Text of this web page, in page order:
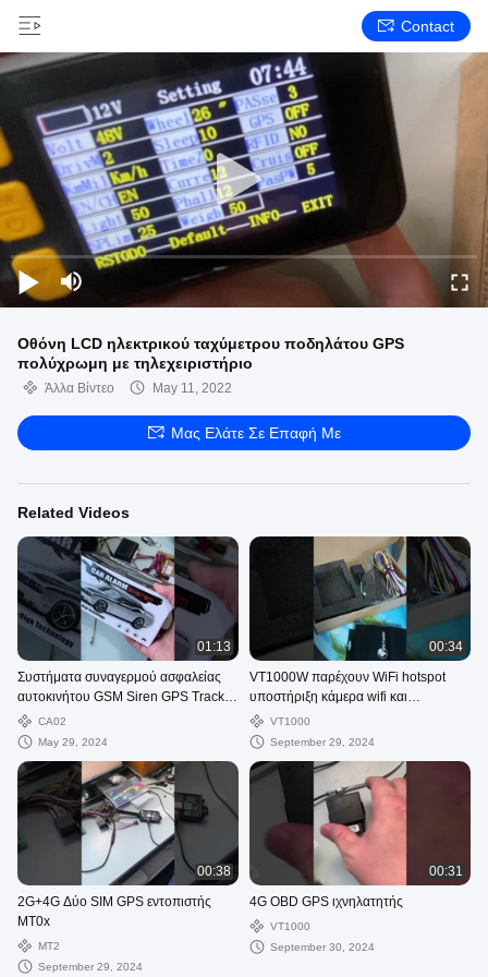
Contact
Οθόνη LCD ηλεκτρικού ταχύμετρου ποδηλάτου GPS
πολύχρωμη με τηλεχειριστήριο
Άλλα Βίντεο May 11, 2022
Μας Ελάτε Σε Επαφή Με
Related Videos
01:13
Συστήματα συναγερμού ασφαλείας
αυτοκινήτου GSM Siren GPS Tracker
οχήματος με αισθητήρα κλονισμού
CA02
May 29, 2024
00:34
VT1000W παρέχουν WiFi hotspot
υποστήριξη κάμερα wifi και
αισθητήρα καυσίμου
VT1000
September 29, 2024
00:38
2G+4G Δύο SIM GPS εντοπιστής
MT0x
ΜΤ2
September 29, 2024
00:31
4G OBD GPS ιχνηλατητής
VT1000
September 30, 2024